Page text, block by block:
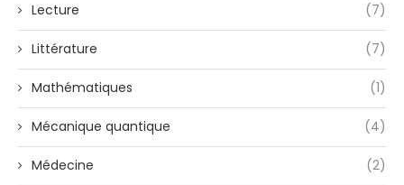
Lecture (7)
Littérature (7)
Mathématiques (1)
Mécanique quantique (4)
Médecine (2)